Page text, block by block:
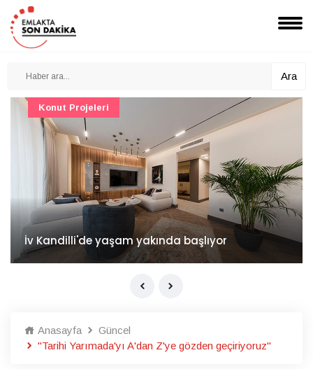
Ara
İv Kandilli'de yaşam yakında başlıyor
Konut Projeleri
Anasayfa
Güncel
"Tarihi Yarımada'yı A'dan Z'ye gözden geçiriyoruz"